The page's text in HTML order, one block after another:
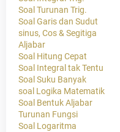
Soal Turunan Trig.
Soal Garis dan Sudut
sinus, Cos & Segitiga
Aljabar
Soal Hitung Cepat
Soal Integral tak Tentu
Soal Suku Banyak
soal Logika Matematik
Soal Bentuk Aljabar
Turunan Fungsi
Soal Logaritma